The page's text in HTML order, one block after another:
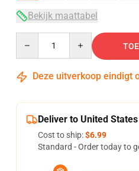
Bekijk maattabel
Deze uitverkoop eindigt
Deliver to United States
Cost to ship:$6.99
Standard - Order today to